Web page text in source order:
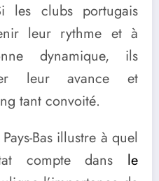
les clubs portugais
leur rythme et à
dynamique, ils
leur avance et
tant convoité.
Bas illustre à quel
compte dans le